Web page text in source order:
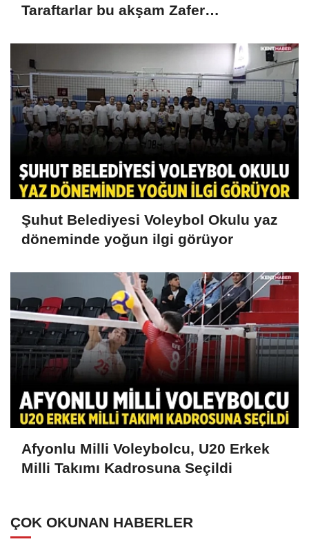
Taraftarlar bu akşam Zafer
Şuhut Belediyesi Voleybol Okulu yaz
döneminde yoğun ilgi görüyor
Afyonlu Milli Voleybolcu, U20 Erkek
Milli Takımı Kadrosuna Seçildi
ÇOK OKUNAN HABERLER